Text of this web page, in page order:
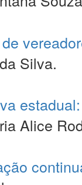
Silva.
Alice